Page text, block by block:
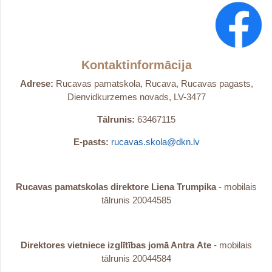
Kontaktinformācija
Adrese: Rucavas pamatskola, Rucava, Rucavas pagasts,
Dienvidkurzemes novads, LV-3477
Tālrunis: 63467115
E-pasts: rucavas.skola@dkn.lv
Rucavas pamatskolas direktore Liena Trumpika- mobilais
tālrunis 20044585
Direktores vietniece izglītības jomā Antra Ate - mobilais
tālrunis 20044584